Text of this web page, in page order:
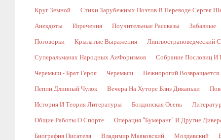
Круг Земной Стихи Зарубежных Поэтов В Переводе Сергея
Анекдоты Изречения Поучительные Рассказы Забавные
Поговорки Крылатые Выражения Лингвострановедческий
Суперальманах Народных АиФоризмов Собрание Пословиц И
Черемыш - Брат Героя Черемыш Нежнорогий
Пеппи Длинный Чулок Вечера На Хуторе Близ Диканьки
История И Теория Литературы Болдинская Осень
Общие Работы О Спорте Операция "Бумеранг" И Другие
Биография Писателя Владимир Маяковский Молдавский